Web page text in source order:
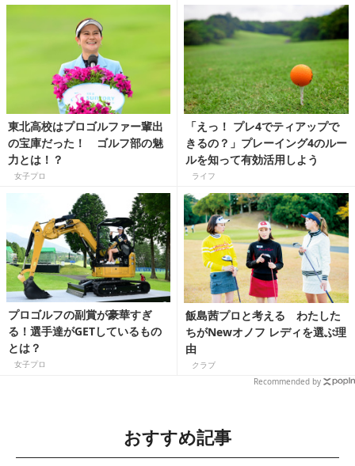
東北高校はプロゴルファー輩出
の宝庫だった！ ゴルフ部の魅
力とは！？
女子プロ
「えっ！ プレ4でティアップで
きるの？」プレーイング4のルー
ルを知って有効活用しよう
ライフ
プロゴルフの副賞が豪華すぎ
る！選手達がGETしているもの
とは？
女子プロ
飯島茜プロと考える わたした
ちがNewオノフ レディを選ぶ理
由
クラブ
Recommended by
おすすめ記事